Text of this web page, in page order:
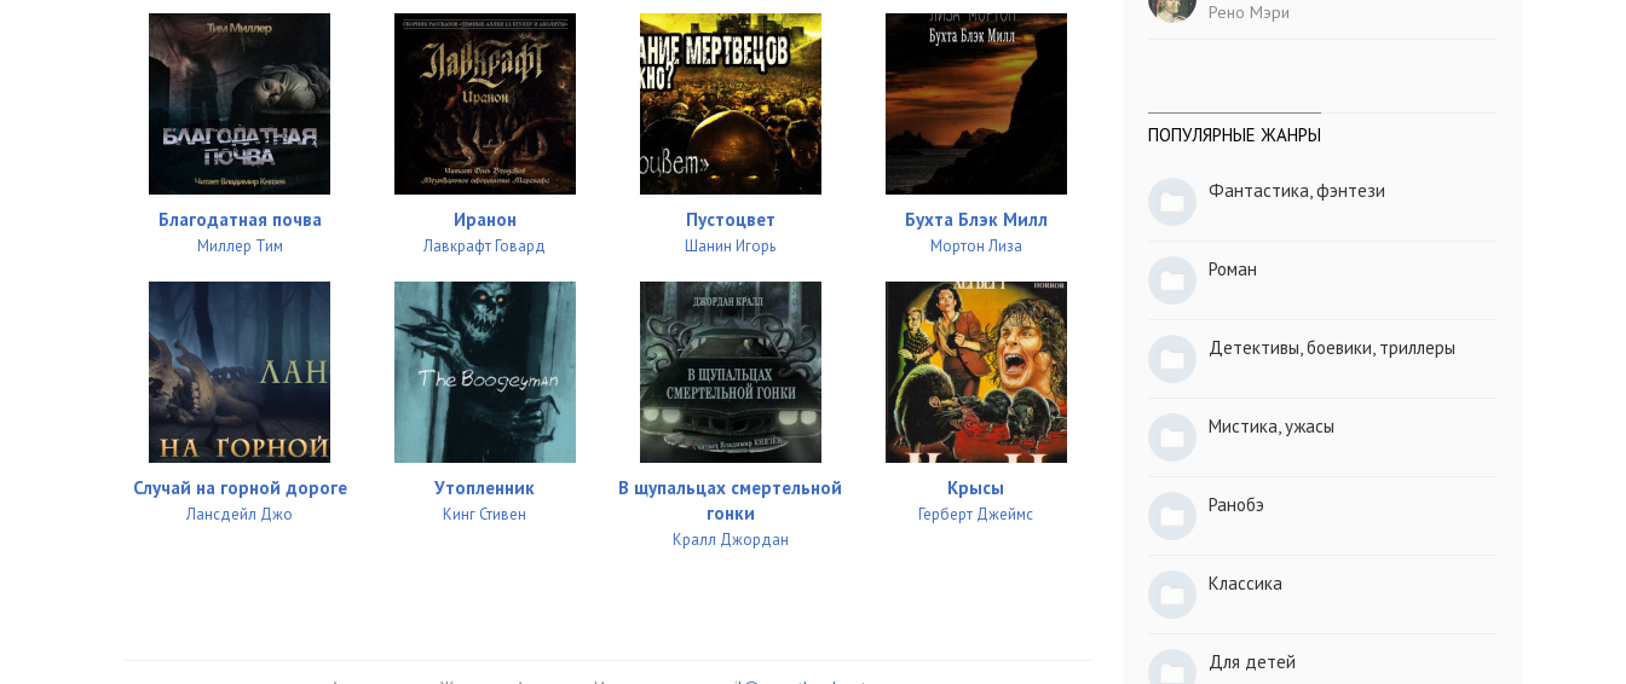
Благодатная почва
Миллер Тим
Иранон
Лавкрафт Говард
Пустоцвет
Шанин Игорь
Бухта Блэк Милл
Мортон Лиза
Случай на горной дороге
Лансдейл Джо
Утопленник
Кинг Стивен
В щупальцах смертельной
гонки
Кралл Джордан
Крысы
Герберт Джеймс
Рено Мэри
ПОПУЛЯРНЫЕ ЖАНРЫ
Фантастика, фэнтези
Роман
Детективы, боевики, триллеры
Мистика, ужасы
Ранобэ
Классика
Для детей